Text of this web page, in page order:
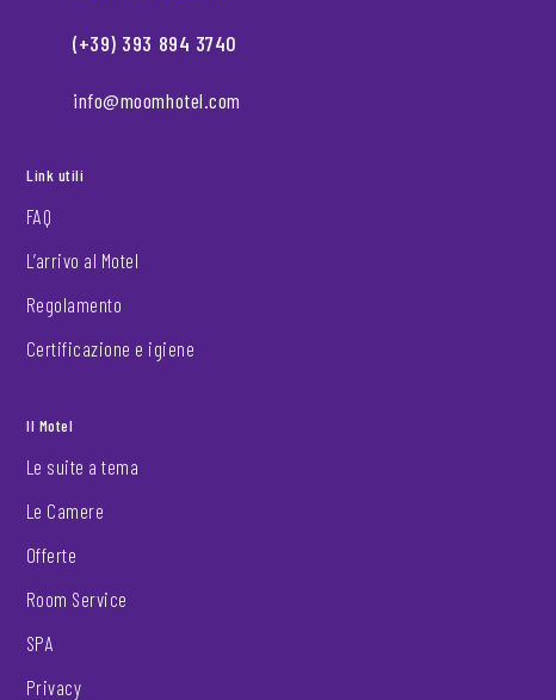
(+39) 393 894 3740
info@moomhotel.com
Link utili
FAQ
L’arrivo al Motel
Regolamento
Certificazione e igiene
Il Motel
Le suite a tema
Le Camere
Offerte
Room Service
SPA
Privacy